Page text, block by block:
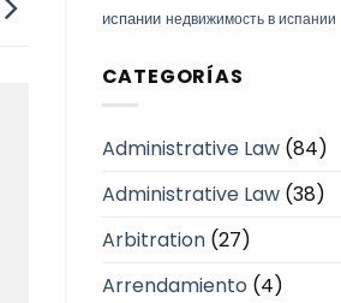
испании недвижимость в испании
CATEGORÍAS
Administrative Law(84)
Administrative Law(38)
Arbitration(27)
Arrendamiento (4)